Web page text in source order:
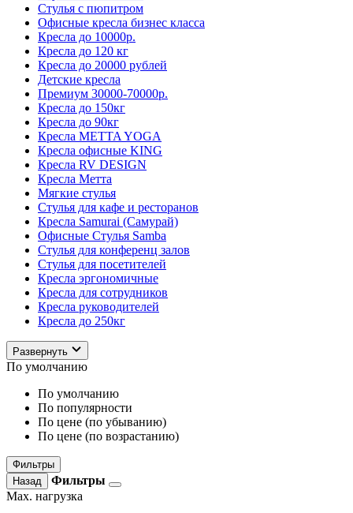
Стулья с пюпитром
Офисные кресла бизнес класса
Кресла до 10000р.
Кресла до 120 кг
Кресла до 20000 рублей
Детские кресла
Премиум 30000-70000р.
Кресла до 150кг
Кресла до 90кг
Кресла METTA YOGA
Кресла офисные KING
Кресла RV DESIGN
Кресла Метта
Мягкие стулья
Стулья для кафе и ресторанов
Кресла Samurai (Самурай)
Офисные Стулья Samba
Стулья для конференц залов
Стулья для посетителей
Кресла эргономичные
Кресла для сотрудников
Кресла руководителей
Кресла до 250кг
Развернуть
По умолчанию
По умолчанию
По популярности
По цене (по убыванию)
По цене (по возрастанию)
Фильтры
Назад
Фильтры
Max. нагрузка